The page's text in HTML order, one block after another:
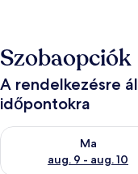
Szobaopciók
A rendelkezésre
időpontokra
Ma
aug. 9 - aug. 10
A ma esti